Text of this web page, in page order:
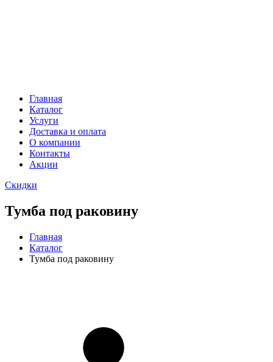
Главная
Каталог
Услуги
Доставка и оплата
О компании
Контакты
Акции
Скидки
Тумба под раковину
Главная
Каталог
Тумба под раковину